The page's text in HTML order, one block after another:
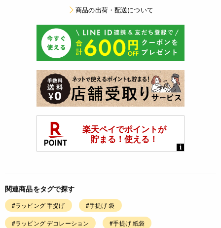
商品の出荷・配送について
関連商品をタグで探す
#ラッピング 手提げ #手提げ 袋
#ラッピング デコレーション #手提げ 紙袋